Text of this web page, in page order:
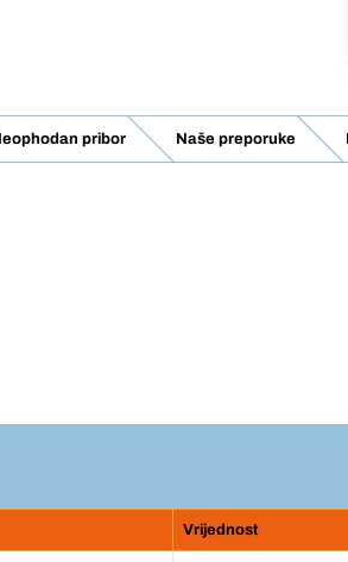
pribor Naše preporuke
Vrijednost